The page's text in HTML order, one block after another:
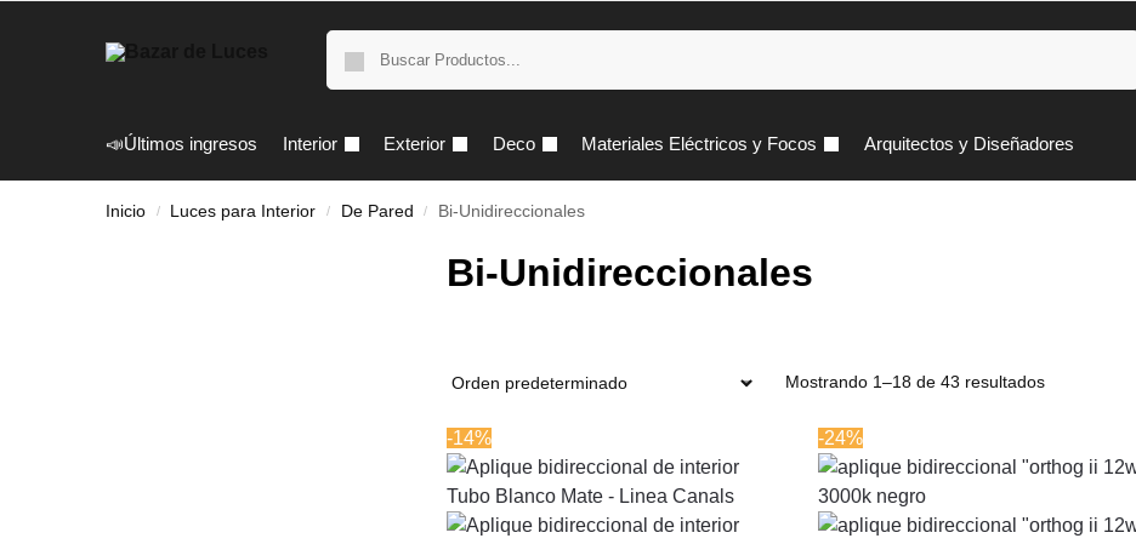
📣Últimos ingresos Interior Exterior Deco Materiales Eléctricos y Focos Arquitectos y Diseñadores
Inicio / Luces para Interior / De Pared / Bi-Unidireccionales
Bi-Unidireccionales
Mostrando 1–18 de 43 resultados
-14% -24%